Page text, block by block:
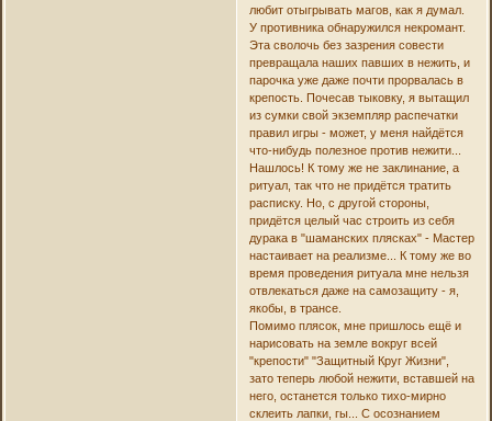
любит отыгрывать магов, как я думал.
У противника обнаружился некромант.
Эта сволочь без зазрения совести
превращала наших павших в нежить, и
парочка уже даже почти прорвалась в
крепость. Почесав тыковку, я вытащил
из сумки свой экземпляр распечатки
правил игры - может, у меня найдётся
что-нибудь полезное против нежити...
Нашлось! К тому же не заклинание, а
ритуал, так что не придётся тратить
расписку. Но, с другой стороны,
придётся целый час строить из себя
дурака в "шаманских плясках" - Мастер
настаивает на реализме... К тому же во
время проведения ритуала мне нельзя
отвлекаться даже на самозащиту - я,
якобы, в трансе.
Помимо плясок, мне пришлось ещё и
нарисовать на земле вокруг всей
"крепости" "Защитный Круг Жизни",
зато теперь любой нежити, вставшей на
него, останется только тихо-мирно
склеить лапки, гы... С осознанием